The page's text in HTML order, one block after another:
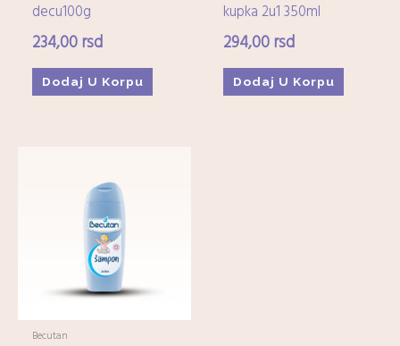
decu100g
234,00 rsd
Dodaj U Korpu
kupka 2u1 350ml
294,00 rsd
Dodaj U Korpu
Becutan